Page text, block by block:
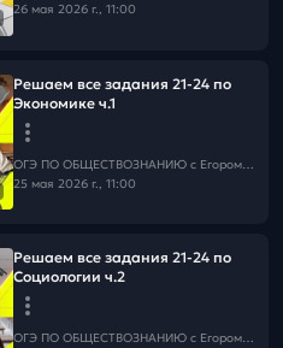
26 мая 2026 г., 11:00
Решаем все задания 21-24 по
Экономике ч.1
ОГЭ ПО ОБЩЕСТВОЗНАНИЮ c Егором Кантом
25 мая 2026 г., 11:00
Решаем все задания 21-24 по
Социологии ч.2
ОГЭ ПО ОБЩЕСТВОЗНАНИЮ c Егором Кантом